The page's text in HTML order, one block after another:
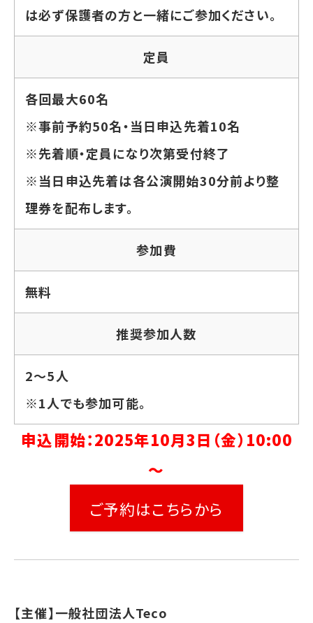
は必ず保護者の方と一緒にご参加ください。
定員
各回最大60名
※事前予約50名・当日申込先着10名
※先着順・定員になり次第受付終了
※当日申込先着は各公演開始30分前より整
理券を配布します。
参加費
無料
推奨参加人数
2～5人
※1人でも参加可能。
申込開始：2025年10月3日（金）10:00
～
ご予約はこちらから
【主催】一般社団法人Teco